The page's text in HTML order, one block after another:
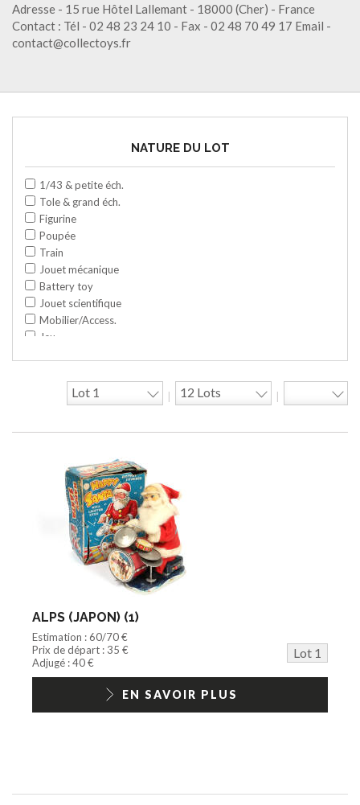
Adresse - 15 rue Hôtel Lallemant - 18000 (Cher) - France
Contact : Tél - 02 48 23 24 10 - Fax - 02 48 70 49 17 Email -
contact@collectoys.fr
NATURE DU LOT
1/43 & petite éch.
Tole & grand éch.
Figurine
Poupée
Train
Jouet mécanique
Battery toy
Jouet scientifique
Mobilier/Access.
Jeu
Travaux publics
Jeu construction
Circuit
Cycle/Auto
Action Figure
Peluche
Disque
Agricole
Documentation
Playmobil/Lego
Barbie/Big Jim
Jouets Fast Food
Trading cards
1/18ème moderne
ALPS (JAPON) (1)
Estimation : 60/70 €
Prix de départ : 35 €
Lot 1
Adjugé : 40 €
EN SAVOIR PLUS